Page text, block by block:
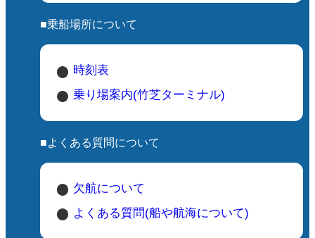
■乗船場所について
時刻表
乗り場案内(竹芝ターミナル)
■よくある質問について
欠航について
よくある質問(船や航海について)